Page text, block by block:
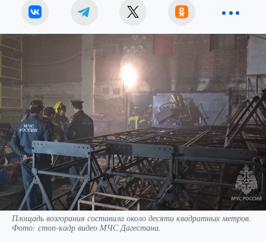
Площадь возгорания составила около десяти квадратных метров.
Фото: стоп-кадр видео МЧС Дагестана.